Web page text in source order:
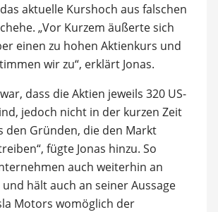
aktuelle Kurshoch aus falschen
„Vor Kurzem äußerte sich
einen zu hohen Aktienkurs und
wir zu“, erklärt Jonas.
dass die Aktien jeweils 320 US-
jedoch nicht in der kurzen Zeit
den Gründen, die den Markt
fügte Jonas hinzu. So
auch weiterhin an
hält auch an seiner Aussage
Motors womöglich der